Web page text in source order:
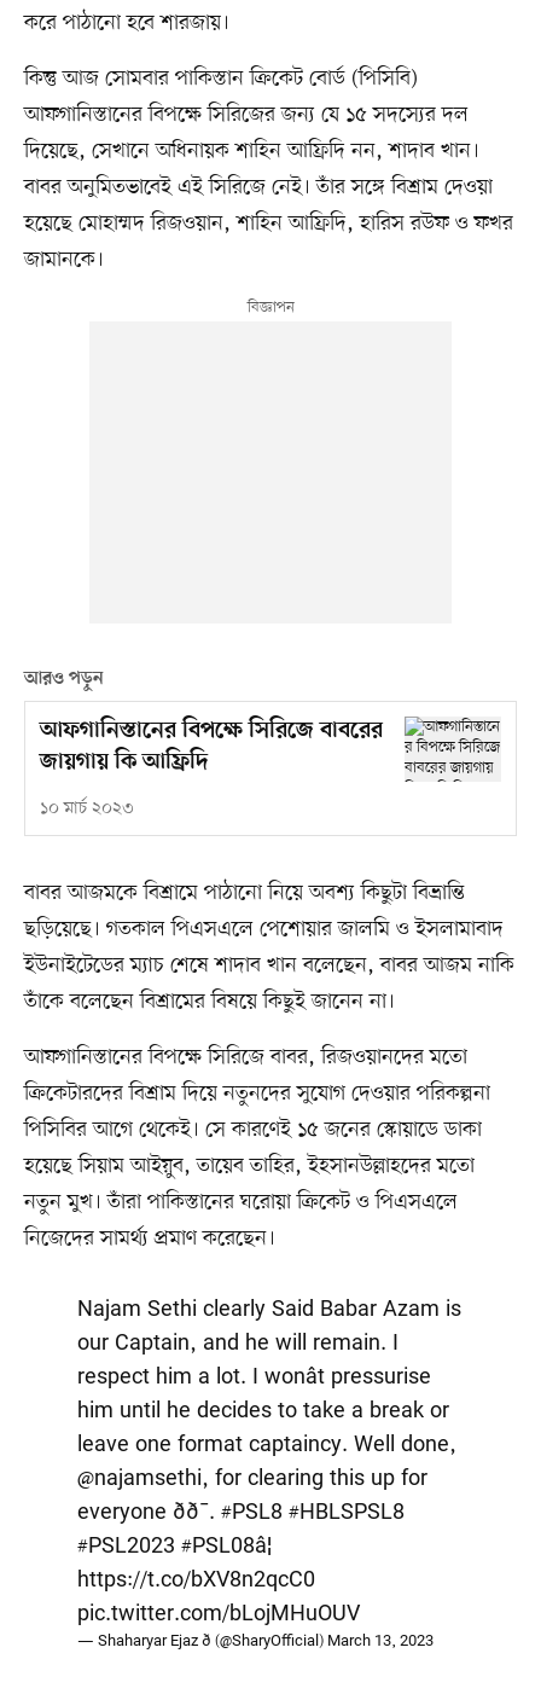
করে পাঠানো হবে শারজায়।
কিন্তু আজ সোমবার পাকিস্তান ক্রিকেট বোর্ড (পিসিবি)
আফগানিস্তানের বিপক্ষে সিরিজের জন্য যে ১৫ সদস্যের দল
দিয়েছে, সেখানে অধিনায়ক শাহিন আফ্রিদি নন, শাদাব খান।
বাবর অনুমিতভাবেই এই সিরিজে নেই। তাঁর সঙ্গে বিশ্রাম দেওয়া
হয়েছে মোহাম্মদ রিজওয়ান, শাহিন আফ্রিদি, হারিস রউফ ও ফখর
জামানকে।
আরও পড়ুন
আফগানিস্তানের বিপক্ষে সিরিজে বাবরের
জায়গায় কি আফ্রিদি
১০ মার্চ ২০২৩
বাবর আজমকে বিশ্রামে পাঠানো নিয়ে অবশ্য কিছুটা বিভ্রান্তি
ছড়িয়েছে। গতকাল পিএসএলে পেশোয়ার জালমি ও ইসলামাবাদ
ইউনাইটেডের ম্যাচ শেষে শাদাব খান বলেছেন, বাবর আজম নাকি
তাঁকে বলেছেন বিশ্রামের বিষয়ে কিছুই জানেন না।
আফগানিস্তানের বিপক্ষে সিরিজে বাবর, রিজওয়ানদের মতো
ক্রিকেটারদের বিশ্রাম দিয়ে নতুনদের সুযোগ দেওয়ার পরিকল্পনা
পিসিবির আগে থেকেই। সে কারণেই ১৫ জনের স্কোয়াডে ডাকা
হয়েছে সিয়াম আইয়ুব, তায়েব তাহির, ইহসানউল্লাহদের মতো
নতুন মুখ। তাঁরা পাকিস্তানের ঘরোয়া ক্রিকেট ও পিএসএলে
নিজেদের সামর্থ্য প্রমাণ করেছেন।
Najam Sethi clearly Said Babar Azam is
our Captain, and he will remain. I
respect him a lot. I wonât pressurise
him until he decides to take a break or
leave one format captaincy. Well done,
@najamsethi, for clearing this up for
everyone ðð¯. #PSL8 #HBLSPSL8
#PSL2023 #PSL08â¦
https://t.co/bXV8n2qcC0
pic.twitter.com/bLojMHuOUV
— Shaharyar Ejaz ð (@SharyOfficial) March 13, 2023